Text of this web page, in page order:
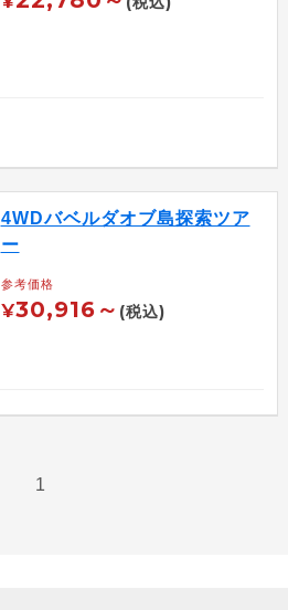
4WDバベルダオブ島探索ツア
ー
参考価格
¥30,916～ (税込)
1